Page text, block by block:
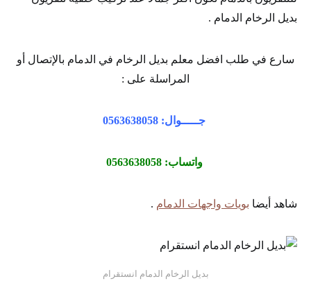
بديل الرخام الدمام .
سارع في طلب افضل معلم بديل الرخام في الدمام بالإتصال أو
المراسلة على :
جـــــوال: 0563638058
واتساب: 0563638058
شاهد أيضا بويات واجهات الدمام .
بديل الرخام الدمام انستقرام